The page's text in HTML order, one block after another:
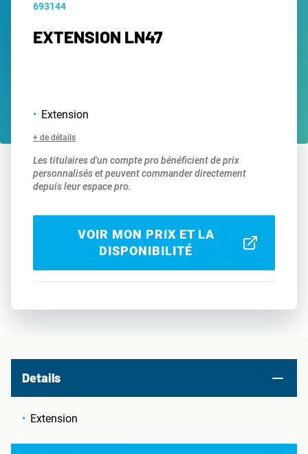
693144
EXTENSION LN47
Extension
+ de détails
Les titulaires d'un compte pro bénéficient de prix
personnalisés et peuvent commander directement
depuis leur espace pro.
VOIR MON PRIX ET LA
DISPONIBILITÉ
Details
Extension